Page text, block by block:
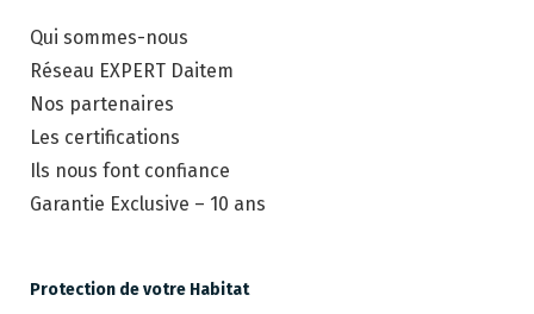
Qui sommes-nous
Réseau EXPERT Daitem
Nos partenaires
Les certifications
Ils nous font confiance
Garantie Exclusive – 10 ans
Protection de votre Habitat